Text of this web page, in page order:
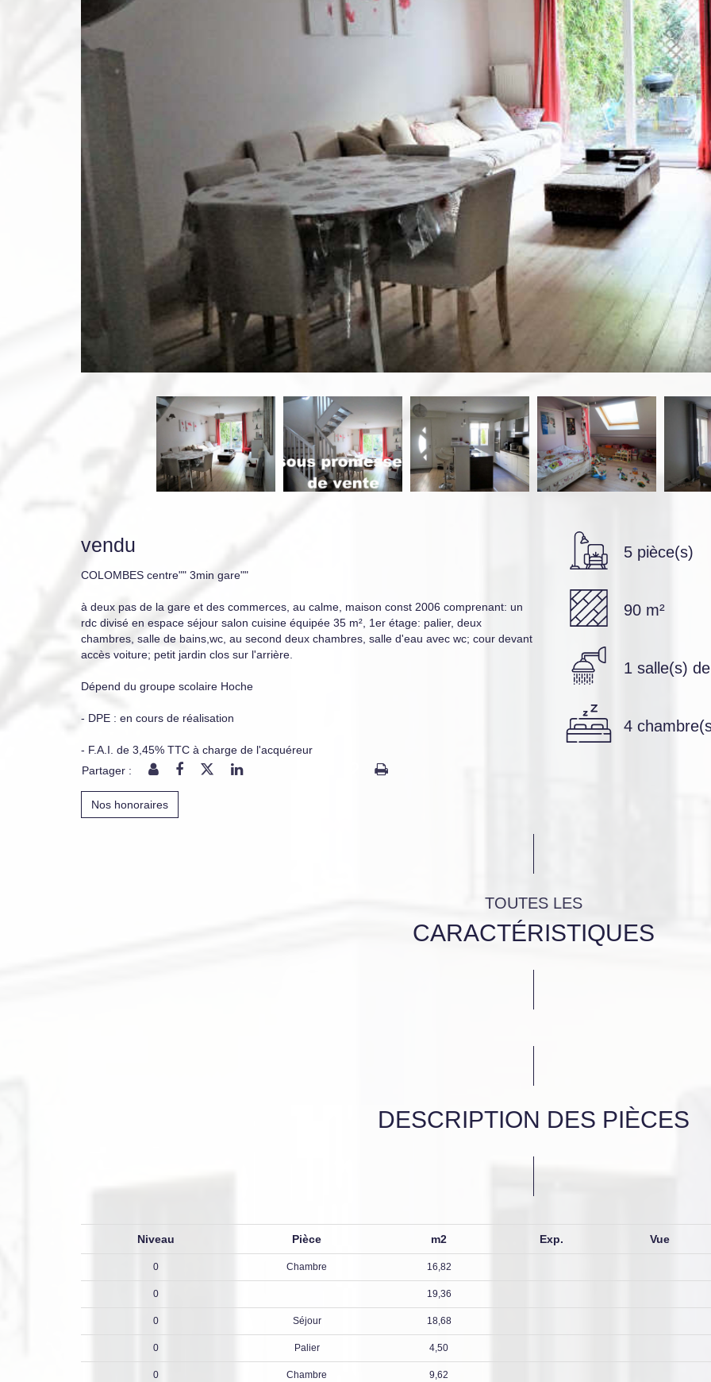
vendu
COLOMBES centre"" 3min gare""
à deux pas de la gare et des commerces, au calme, maison const 2006 comprenant: un
rdc divisé en espace séjour salon cuisine équipée 35 m², 1er étage: palier, deux
chambres, salle de bains,wc, au second deux chambres, salle d'eau avec wc; cour devant
accès voiture; petit jardin clos sur l'arrière.
Dépend du groupe scolaire Hoche
- DPE : en cours de réalisation
- F.A.I. de 3,45% TTC à charge de l'acquéreur
Partager :
Nos honoraires
5 pièce(s)
90 m²
1 salle(s)
4
TOUTES LES
CARACTÉRISTIQUES
DESCRIPTION DES PIÈCES
Niveau Pièce m2 Exp. Vue
0 Chambre 16,82
0 19,36
0 Séjour 18,68
0 Palier 4,50
0 Chambre 9,62